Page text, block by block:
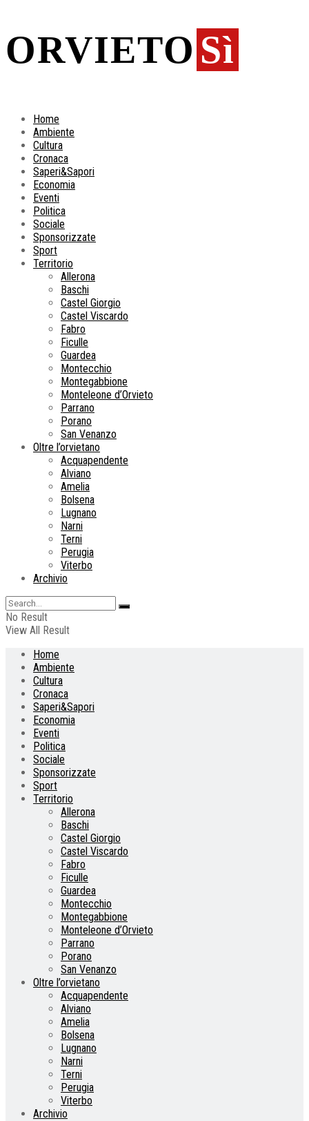
ORVIETO Sì
Home
Ambiente
Cultura
Cronaca
Saperi&Sapori
Economia
Eventi
Politica
Sociale
Sponsorizzate
Sport
Territorio
Allerona
Baschi
Castel Giorgio
Castel Viscardo
Fabro
Ficulle
Guardea
Montecchio
Montegabbione
Monteleone d’Orvieto
Parrano
Porano
San Venanzo
Oltre l’orvietano
Acquapendente
Alviano
Amelia
Bolsena
Lugnano
Narni
Terni
Perugia
Viterbo
Archivio
No Result
View All Result
Home
Ambiente
Cultura
Cronaca
Saperi&Sapori
Economia
Eventi
Politica
Sociale
Sponsorizzate
Sport
Territorio
Allerona
Baschi
Castel Giorgio
Castel Viscardo
Fabro
Ficulle
Guardea
Montecchio
Montegabbione
Monteleone d’Orvieto
Parrano
Porano
San Venanzo
Oltre l’orvietano
Acquapendente
Alviano
Amelia
Bolsena
Lugnano
Narni
Terni
Perugia
Viterbo
Archivio